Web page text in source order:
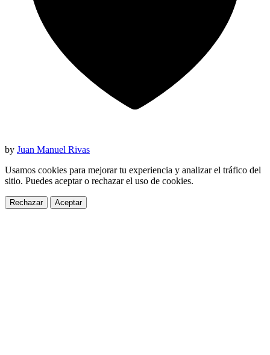
by Juan Manuel Rivas
Usamos cookies para mejorar tu experiencia y analizar el tráfico del
sitio. Puedes aceptar o rechazar el uso de cookies.
Rechazar Aceptar